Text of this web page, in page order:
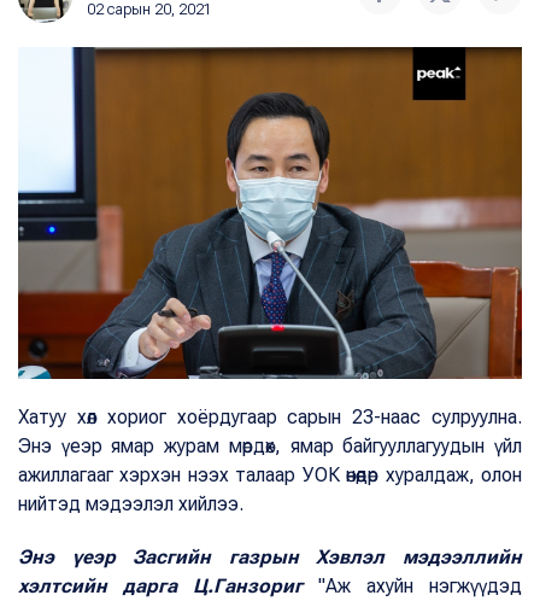
02 сарын 20, 2021
Хатуу хөл хориог хоёрдугаар сарын 23-наас сулруулна.
Энэ үеэр ямар журам мөрдөх, ямар байгууллагуудын үйл
ажиллагааг хэрхэн нээх талаар УОК өнөөдөр хуралдаж, олон
нийтэд мэдээлэл хийлээ.
Энэ үеэр Засгийн газрын Хэвлэл мэдээллийн
хэлтсийн дарга Ц.Ганзориг"Аж ахуйн нэгжүүдэд